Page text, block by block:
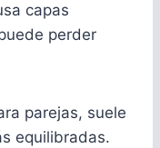
capas
perder
parejas, suele
equilibradas.